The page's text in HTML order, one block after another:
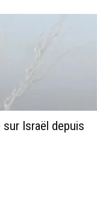
Israël depuis